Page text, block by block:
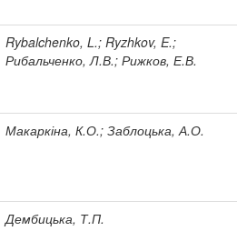
Rybalchenko, L.; Ryzhkov, E.;
Рибальченко, Л.В.; Рижков, Е.В.
Макаркіна, К.О.; Заблоцька, А.О.
Дембицька, Т.П.